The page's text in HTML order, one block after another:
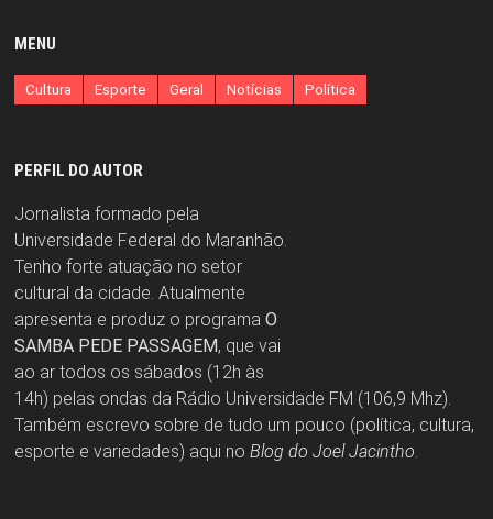
MENU
Cultura Esporte Geral Notícias Política
PERFIL DO AUTOR
Jornalista formado pela
Universidade Federal do Maranhão.
Tenho forte atuação no setor
cultural da cidade. Atualmente
apresenta e produz o programa O
SAMBA PEDE PASSAGEM, que vai
ao ar todos os sábados (12h às
14h) pelas ondas da Rádio Universidade FM (106,9 Mhz).
Também escrevo sobre de tudo um pouco (política, cultura,
esporte e variedades) aqui no Blog do Joel Jacintho.